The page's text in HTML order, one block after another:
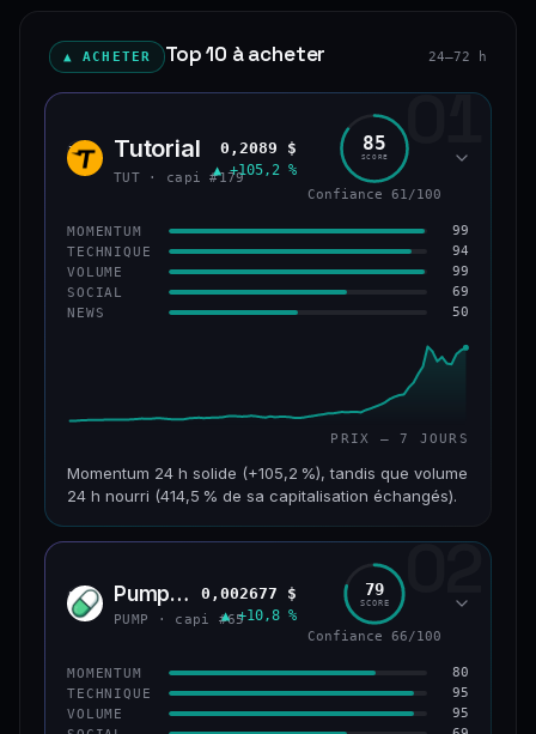
▲ ACHETER Top 10 à acheter 24–72 h
01
TUT Tutorial
TUT · capi #179
0,2089 $
▲ +105,2 %
85
SCORE
Confiance 61/100
MOMENTUM 99
TECHNIQUE 94
VOLUME 99
SOCIAL 69
NEWS 50
PRIX — 7 JOURS
Momentum 24 h solide (+105,2 %), tandis que volume
24 h nourri (414,5 % de sa capitalisation échangés).
CAP. MARCHÉ VOLUME 24 H
VAR. 7 J VAR. 30 J
+1 610,9 %
VS ATH
−28,0 %
02
PUMP Pump.fun
PUMP · capi #65
0,002677 $
▲ +10,8 %
79
SCORE
Confiance 66/100
MOMENTUM 80
TECHNIQUE 95
VOLUME 95